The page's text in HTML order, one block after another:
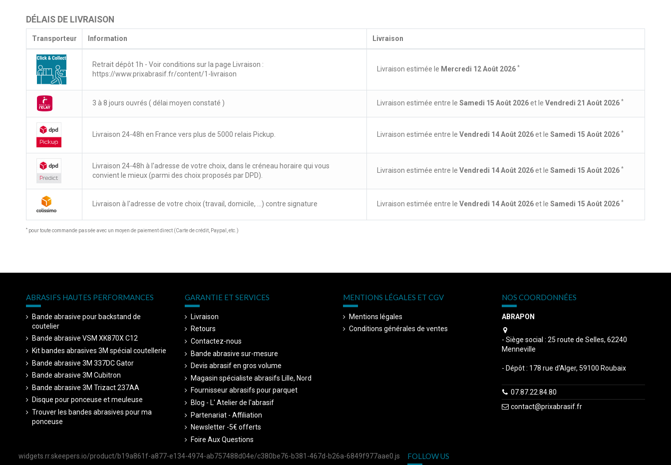
DÉLAIS DE LIVRAISON
Transporteur Information Livraison
Retrait dépôt 1h - Voir conditions sur la page Livraison :
https://www.prixabrasif.fr/content/1-livraison
Livraison estimée le Mercredi 12 Août 2026 *
3 à 8 jours ouvrés ( délai moyen constaté ) Livraison estimée entre le Samedi 15 Août 2026et le Vendredi 21 Août 2026 *
Livraison 24-48h en France vers plus de 5000 relais Pickup. Livraison estimée entre le Vendredi 14 Août 2026et le Samedi 15 Août 2026 *
Livraison 24-48h à l'adresse de votre choix, dans le créneau horaire qui vous
convient le mieux (parmi des choix proposés par DPD).
Livraison estimée entre le Vendredi 14 Août 2026et le Samedi 15 Août 2026 *
Livraison à l'adresse de votre choix (travail, domicile, ...) contre signature Livraison estimée entre le Vendredi 14 Août 2026et le Samedi 15 Août 2026 *
* pour toute commande passée avec un moyen de paiement direct (Carte de crédit, Paypal, etc.)
ABRASIFS HAUTES PERFORMANCES
Bande abrasive pour backstand de
coutelier
Bande abrasive VSM XK870X C12
Kit bandes abrasives 3M spécial coutellerie
Bande abrasive 3M 337DC Gator
Bande abrasive 3M Cubitron
Bande abrasive 3M Trizact 237AA
Disque pour ponceuse et meuleuse
Trouver les bandes abrasives pour ma
ponceuse
GARANTIE ET SERVICES
Livraison
Retours
Contactez-nous
Bande abrasive sur-mesure
Devis abrasif en gros volume
Magasin spécialiste abrasifs Lille, Nord
Fournisseur abrasifs pour parquet
Blog - L' Atelier de l'abrasif
Partenariat - Affiliation
Newsletter -5€ offerts
Foire Aux Questions
MENTIONS LÉGALES ET CGV
Mentions légales
Conditions générales de ventes
NOS COORDONNÉES
ABRAPON
- Siège social : 25 route de Selles, 62240
Menneville
- Dépôt : 178 rue d'Alger, 59100 Roubaix
07.87.22.84.80
contact@prixabrasif.fr
widgets.rr.skeepers.io/product/b19a861f-a877-e134-4974-ab757488d04e/c380be76-b381-467d-b26a-6849f977aae0.js FOLLOW US